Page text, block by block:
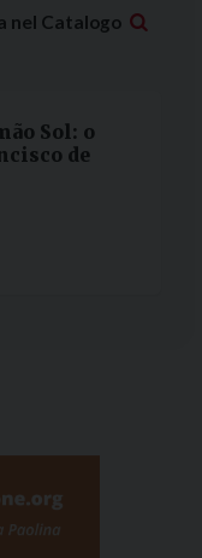
nel Catalogo
Sol: o
de